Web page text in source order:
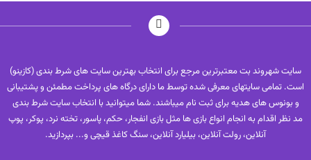
سایت شهروند بت معتبرترین مرجع برای انتخاب بهترین سایت های شرط بندی (کازینو)
است. تمامی سایتهای معرفی شده توسط ما دارای درگاه های پرداخت مطمئن و پشتیبانی
و بونوس های هدیه برای ثبت نام میباشند. شما میتوانید با انتخاب سایت شرط بندی
مد نظر اقدام به انجام انواع بازی ها مثل بازی انفجار، حکم، پاسور، تخته نرد، پوکر، پوپ
آنلاین، رولت آنلاین، بیلیارد آنلاین، سنگ کاغذ قیچی و... بپردازید.